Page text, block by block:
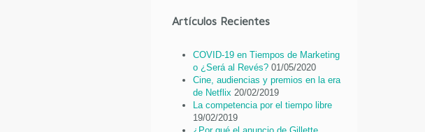
Artículos Recientes
COVID-19 en Tiempos de Marketing
o ¿Será al Revés? 01/05/2020
Cine, audiencias y premios en la era
de Netflix 20/02/2019
La competencia por el tiempo libre
19/02/2019